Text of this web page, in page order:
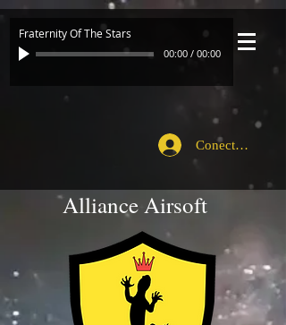
Fraternity Of The Stars
00:00 / 00:00
Conecte-se
Alliance Airsoft